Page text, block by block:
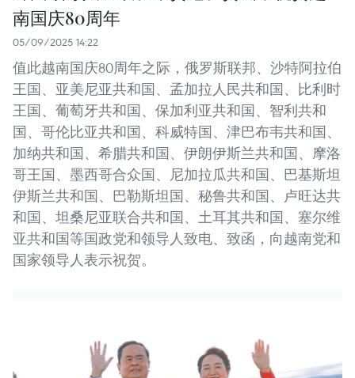
南国庆80周年
05/09/2025 14:22
值此越南国庆80周年之际，俄罗斯联邦、沙特阿拉伯
王国、亚美尼亚共和国、孟加拉人民共和国、比利时
王国、葡萄牙共和国、保加利亚共和国、智利共和
国、哥伦比亚共和国、科威特国、津巴布韦共和国、
加纳共和国、希腊共和国、伊朗伊斯兰共和国、摩洛
哥王国、墨西哥合众国、尼加拉瓜共和国、巴基斯坦
伊斯兰共和国、巴勒斯坦国、秘鲁共和国、卢旺达共
和国、坦桑尼亚联合共和国、土耳其共和国、塞尔维
亚共和国等国政党和领导人致电、致函，向越南党和
国家领导人表示祝贺。